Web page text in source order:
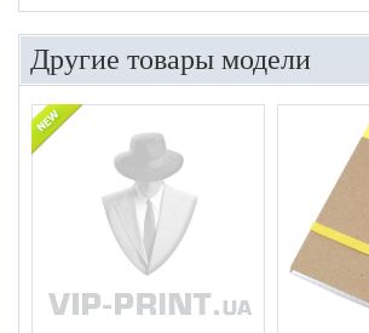
Другие товары модели